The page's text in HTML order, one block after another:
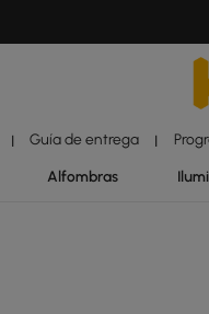
| Guía de entrega |
Alfombras